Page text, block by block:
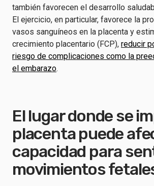
también favorecen el desarrollo
El ejercicio, en particular, favorece la
vasos sanguíneos en la placenta y
crecimiento placentario (FCP), reducir
riesgo de complicaciones como la
el embarazo.
El lugar donde se
placenta puede
capacidad para
movimientos